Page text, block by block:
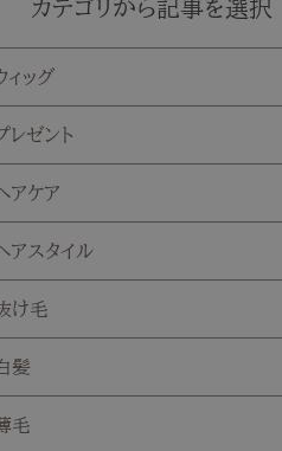
カテゴリから記事を選択
ィッグ
レゼント
アケア
アスタイル
け毛
髪
毛